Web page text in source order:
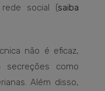
social (saiba
não é eficaz,
como
Além disso,